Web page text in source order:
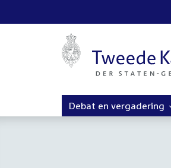
Debat en vergadering